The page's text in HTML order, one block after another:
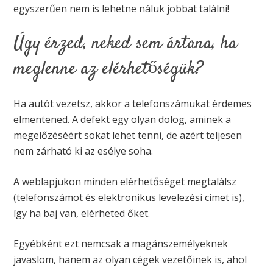
egyszerűen nem is lehetne náluk jobbat találni!
Úgy érzed, neked sem ártana, ha
meglenne az elérhetőségük?
Ha autót vezetsz, akkor a telefonszámukat érdemes
elmentened. A defekt egy olyan dolog, aminek a
megelőzéséért sokat lehet tenni, de azért teljesen
nem zárható ki az esélye soha.
A weblapjukon minden elérhetőséget megtalálsz
(telefonszámot és elektronikus levelezési címet is),
így ha baj van, elérheted őket.
Egyébként ezt nemcsak a magánszemélyeknek
javaslom, hanem az olyan cégek vezetőinek is, ahol